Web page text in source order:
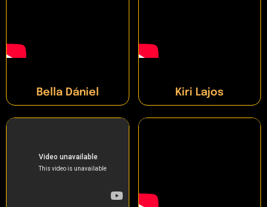
Bella Dániel Kiri Lajos